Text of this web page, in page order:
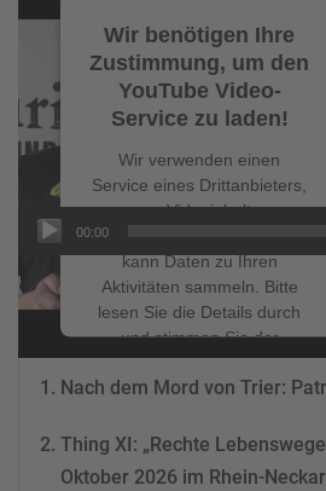
Player
Wir benötigen Ihre
Zustimmung, um den
YouTube Video-
Service zu laden!
Wir verwenden einen
Service eines Drittanbieters,
um Videoinhalte
einzubetten. Dieser Service
kann Daten zu Ihren
Aktivitäten sammeln. Bitte
lesen Sie die Details durch
und stimmen Sie der
Nutzung des Service zu, um
dieses Video anzusehen.
Mehr Informationen
00:00
NEUESTE BEITRÄGE
Nach dem Mord von Trier:
Thing XI: „Rechte
Oktober 2026 im Rhein-